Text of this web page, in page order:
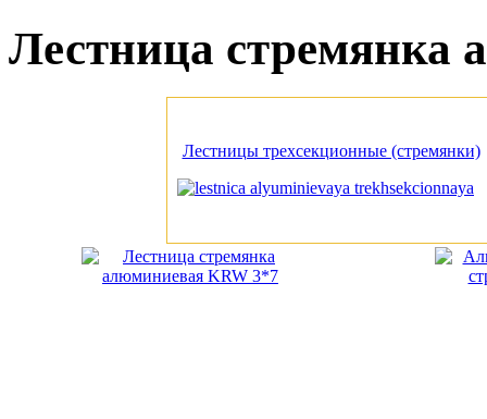
Лестница стремянка
Лестницы трехсекционные (стремянки)